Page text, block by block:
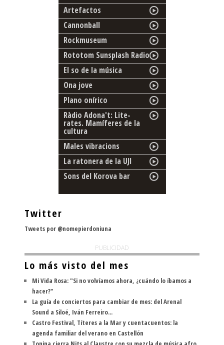
Artefactos
Cannonball
Rockmuseum
Rototom Sunsplash Radio
El so de la música
Ona jove
Plano onírico
Ràdio Adona't: Lite-
rates. Mamíferes de la
cultura
Males vibracions
La ratonera de la UJI
Sons del Korova bar
Twitter
Tweets por @nomepierdoniuna
PUBLICIDAD
Lo más visto del mes
Mi Vida Rosa: "Si no volvíamos ahora, ¿cuándo lo íbamos a
hacer?"
La guía de conciertos para cambiar de mes: del Arenal
Sound a Siloé, Iván Ferreiro...
Castro Festival, Títeres a la Mar y cuentacuentos: la
agenda familiar del verano en Castellón